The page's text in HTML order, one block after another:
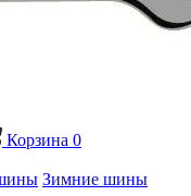
Корзина 0
Зимние шины